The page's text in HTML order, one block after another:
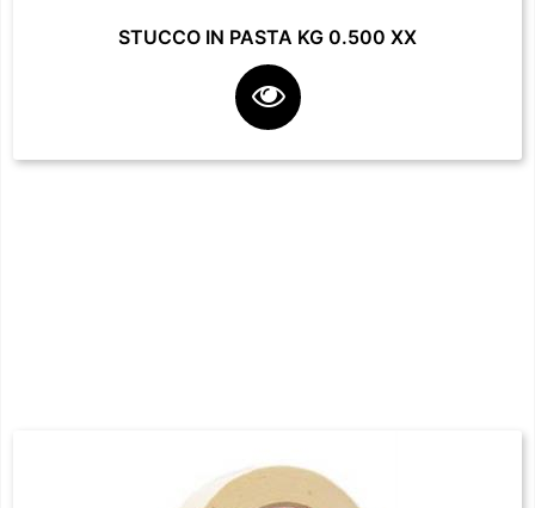
STUCCO IN PASTA KG 0.500 XX